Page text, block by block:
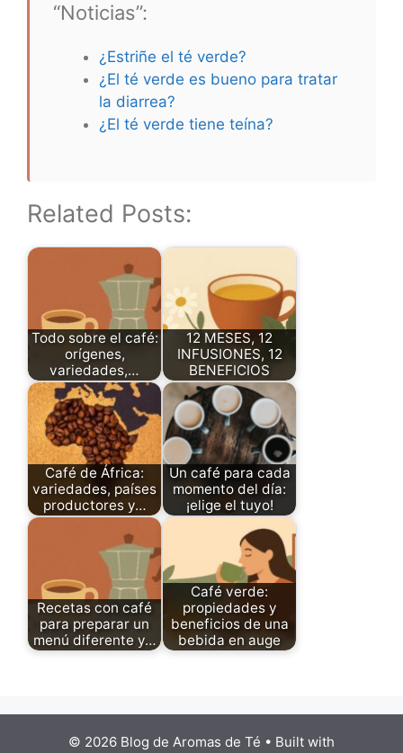
“Noticias”:
¿Estriñe el té verde?
¿El té verde es bueno para tratar
la diarrea?
¿El té verde tiene teína?
Related Posts:
Todo sobre el café:
orígenes,
variedades,…
12 MESES, 12
INFUSIONES, 12
BENEFICIOS
Café de África:
variedades, países
productores y…
Un café para cada
momento del día:
¡elige el tuyo!
Recetas con café
para preparar un
menú diferente y…
Café verde:
propiedades y
beneficios de una
bebida en auge
© 2026 Blog de Aromas de Té • Built with